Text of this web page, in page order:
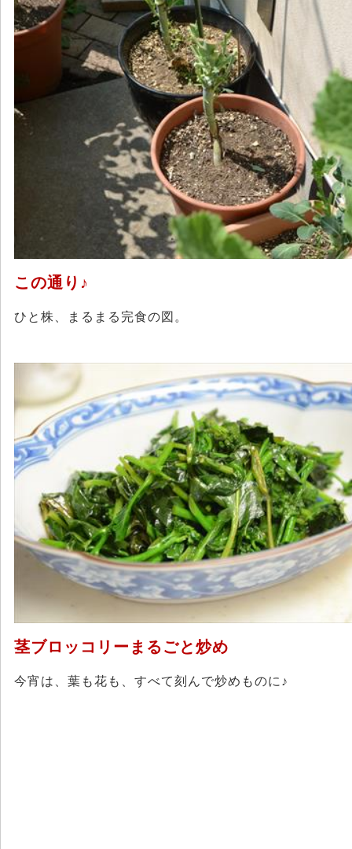
この通り♪
ひと株、まるまる完食の図。
茎ブロッコリーまるごと炒め
今宵は、葉も花も、すべて刻んで炒めものに♪